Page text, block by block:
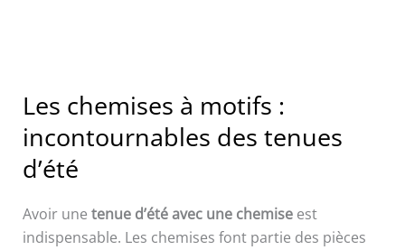
Les chemises à motifs :
incontournables des tenues
d’été
Avoir une tenue d’été avec une chemiseest
indispensable. Les chemises font partie des pièces